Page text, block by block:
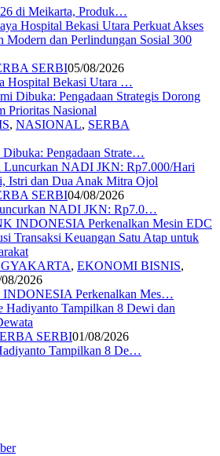
di Meikarta, Produk…
SERBI05/08/2026
Hospital Bekasi Utara …
, NASIONAL, SERBA
Pengadaan Strate…
SERBI04/08/2026
NADI JKN: Rp7.0…
, EKONOMI BISNIS,
2026
Perkenalkan Mes…
SERBI01/08/2026
Tampilkan 8 De…